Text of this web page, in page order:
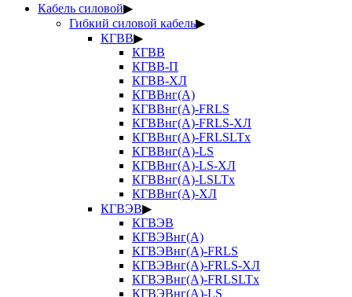
Кабель силовой▶
Гибкий силовой кабель▶
КГВВ▶
КГВВ
КГВВ-П
КГВВ-ХЛ
КГВВнг(А)
КГВВнг(А)-FRLS
КГВВнг(А)-FRLS-ХЛ
КГВВнг(А)-FRLSLTx
КГВВнг(А)-LS
КГВВнг(А)-LS-ХЛ
КГВВнг(А)-LSLTx
КГВВнг(А)-ХЛ
КГВЭВ▶
КГВЭВ
КГВЭВнг(А)
КГВЭВнг(А)-FRLS
КГВЭВнг(А)-FRLS-ХЛ
КГВЭВнг(А)-FRLSLTx
КГВЭВнг(А)-LS